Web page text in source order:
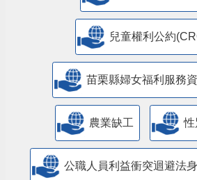
兒童權利公約
苗栗縣婦女福利服務
農業缺工 性
公職人員利益衝突迴避法